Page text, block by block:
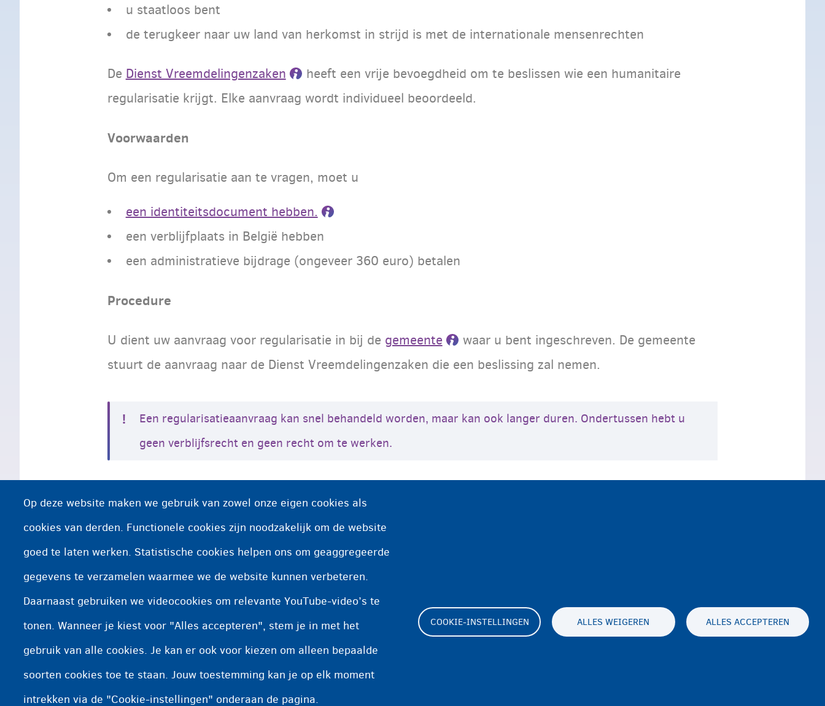
u staatloos bent
de terugkeer naar uw land van herkomst in strijd is met de internationale mensenrechten
De Dienst Vreemdelingenzaken
heeft een vrije bevoegdheid om te beslissen wie een humanitaire
regularisatie krijgt. Elke aanvraag wordt individueel beoordeeld.
Voorwaarden
Om een regularisatie aan te vragen, moet u
een identiteitsdocument hebben.
een verblijfplaats in België hebben
een administratieve bijdrage (ongeveer 360 euro) betalen
Procedure
U dient uw aanvraag voor regularisatie in bij de gemeente
waar u bent ingeschreven. De gemeente
stuurt de aanvraag naar de Dienst Vreemdelingenzaken die een beslissing zal nemen.
Een regularisatieaanvraag kan snel behandeld worden, maar kan ook langer duren. Ondertussen hebt u
geen verblijfsrecht en geen recht om te werken.
U krijgt ook geen steun van hetOCMW/CPAS
U zal, indien nodig,dringende medische hulp krijgen.
Meer info of hulp nodig?
Vraag juridisch advies aan eenadvocaat voor u de procedure voor humanitaire regularisatie opstart.
Op deze website maken we gebruik van zowel onze eigen cookies als
cookies van derden. Functionele cookies zijn noodzakelijk om de website
goed te laten werken. Statistische cookies helpen ons om geaggregeerde
gegevens te verzamelen waarmee we de website kunnen verbeteren.
Daarnaast gebruiken we videocookies om relevante YouTube-video’s te
tonen. Wanneer je kiest voor "Alles accepteren", stem je in met het
gebruik van alle cookies. Je kan er ook voor kiezen om alleen bepaalde
soorten cookies toe te staan. Jouw toestemming kan je op elk moment
intrekken via de "Cookie-instellingen" onderaan de pagina.
COOKIE-INSTELLINGEN ALLES WEIGEREN ALLES ACCEPTEREN
Footer
Cookie-instellingen